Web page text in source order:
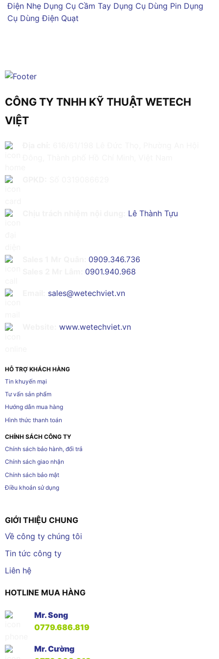
Điện Nhẹ Dụng Cụ Cầm Tay Dụng Cụ Dùng Pin Dụng
Cụ Dùng Điện Quạt
CÔNG TY TNHH KỸ THUẬT WETECH
VIỆT
Lê Thành Tựu
0909.346.736
0901.940.968
sales@wetechviet.vn
www.wetechviet.vn
HỖ TRỢ KHÁCH HÀNG
Tin khuyến mại
Tư vấn sản phẩm
Hướng dẫn mua hàng
Hình thức thanh toán
CHÍNH SÁCH CÔNG TY
Chính sách bảo hành, đổi trả
Chính sách giao nhận
Chính sách bảo mật
Điều khoản sử dụng
GIỚI THIỆU CHUNG
Về công ty chúng tôi
Tin tức công ty
Liên hệ
HOTLINE MUA HÀNG
Mr. Song
0779.686.819
Mr. Cường